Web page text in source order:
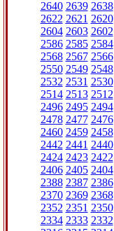
2640 2639 2638
2622 2621 2620
2604 2603 2602
2586 2585 2584
2568 2567 2566
2550 2549 2548
2532 2531 2530
2514 2513 2512
2496 2495 2494
2478 2477 2476
2460 2459 2458
2442 2441 2440
2424 2423 2422
2406 2405 2404
2388 2387 2386
2370 2369 2368
2352 2351 2350
2334 2333 2332